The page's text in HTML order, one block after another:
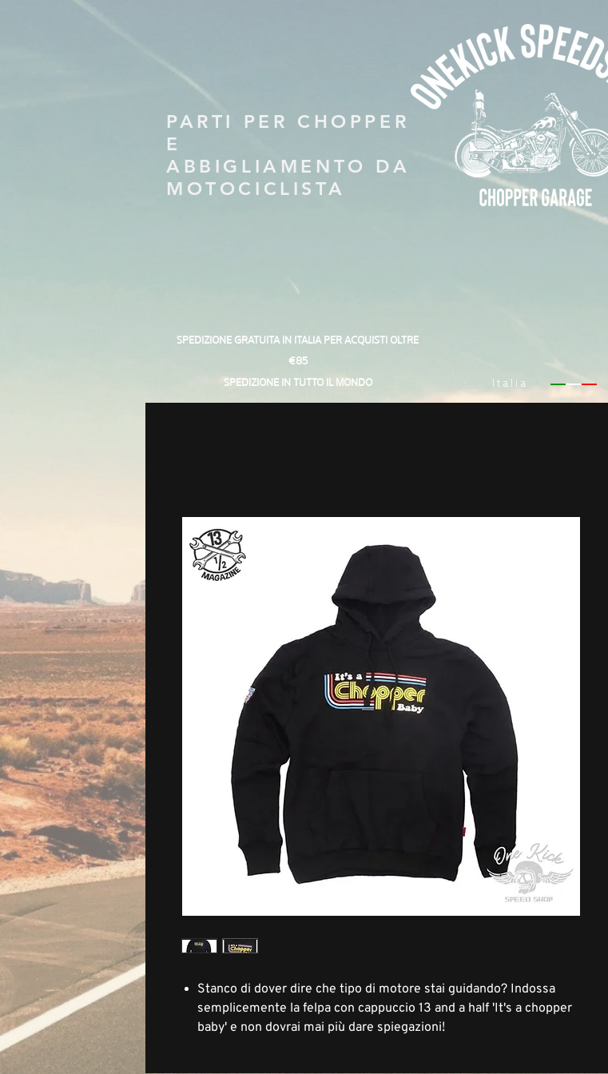
PARTI PER CHOPPER
E
ABBIGLIAMENTO DA
MOTOCICLISTA
SPEDIZIONE GRATUITA IN ITALIA PER ACQUISTI OLTRE
€85
SPEDIZIONE IN TUTTO IL MONDO
Italia
Stanco di dover dire che tipo di motore stai guidando? Indossa
semplicemente la felpa con cappuccio 13 and a half 'It's a chopper
baby' e non dovrai mai più dare spiegazioni!